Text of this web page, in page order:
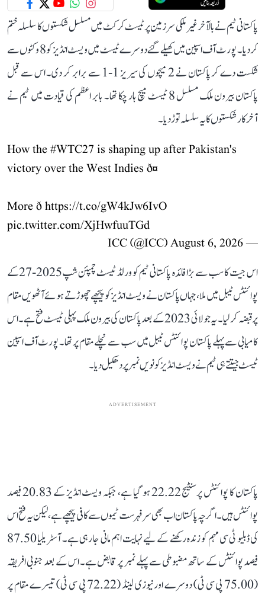
پاکستانی ٹیم نے بالآخر غیر ملکی سرزمین پر ٹیسٹ کرکٹ میں مسلسل شکستوں کا سلسلہ ختم
کر دیا۔ پورٹ آف اسپین میں کھیلے گئے دوسرے ٹیسٹ میں ویسٹ انڈیز کو 8 وکٹوں سے
شکست دے کر پاکستان نے 2 میچوں کی سیریز 1-1 سے برابر کر دی۔ اس سے قبل
پاکستان بیرون ملک مسلسل 8 ٹیسٹ میچ ہار چکا تھا۔ بابر اعظم کی قیادت میں ٹیم نے
آخرکار شکستوں کا یہ سلسلہ توڑ دیا۔
How the#WTC27 is shaping up after Pakistan's
victory over the West Indies ð¤
More ðhttps://t.co/gW4kJw6IvO
pic.twitter.com/XjHwfuuTGd
— ICC (@ICC)
August 6, 2026
اس جیت کا سب سے بڑا فائدہ پاکستانی ٹیم کو ورلڈ ٹیسٹ چمپئن شپ2025-27کے
پوائنٹس ٹیبل میں ملا، جہاں پاکستان نے ویسٹ انڈیز کو پیچھے چھوڑتے ہوئے آٹھویں مقام
پر قبضہ کر لیا۔ یہ جولائی 2023 کے بعد پاکستان کی بیرون ملک پہلی ٹیسٹ فتح ہے۔ اس
کامیابی سے پہلے پاکستان پوائنٹس ٹیبل میں سب سے نچلے مقام پر تھا۔ پورٹ آف اسپین
ٹیسٹ جیتتے ہی ٹیم نے ویسٹ انڈیز کو نویں نمبر پر دھکیل دیا۔
ADVERTISEMENT
پاکستان کا پوائنٹس پرسنٹیج 22.22 ہو گیا ہے، جبکہ ویسٹ انڈیز کے 20.83 فیصد
پوائنٹس ہیں۔ اگرچہ پاکستان اب بھی سرفہرست ٹیموں سے کافی پیچھے ہے، لیکن یہ فتح اس
کی ڈبلیو ٹی سی مہم کو زندہ رکھنے کے لیے نہایت اہم مانی جا رہی ہے۔ آسٹریلیا 87.50
فیصد پوائنٹس کے ساتھ مضبوطی سے پہلے نمبر پر قابض ہے۔ اس کے بعد جنوبی افریقہ
(75.00 پی سی ٹی) دوسرے اور نیوزی لینڈ (72.22 پی سی ٹی) تیسرے مقام پر